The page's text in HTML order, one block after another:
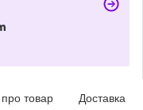
про товар Доставка